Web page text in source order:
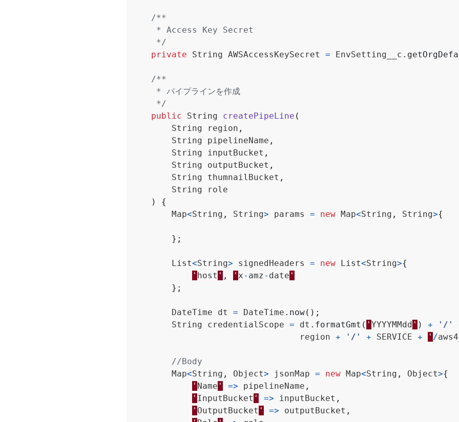
     */
private
String AWSAccessKeySecret = EnvSetting__c .
     */
public
String createPipeLine (
String
region ,
String
pipelineName ,
String
inputBucket ,
String
outputBucket ,
String
thumnailBucket ,
String
role
)
{
Map<String , String> params = new Map<String , String>{
};
List<String> signedHeaders = new List<String>{
' host ' , ' x- amz- date '
};
DateTime dt = DateTime . now();
String
credentialScope = dt . formatGmt ( ' YYYYMMdd ' ) + '/'
region + '/' + SERVICE + ' /
//Body
Map<String , Object> jsonMap = new Map<String , Object>{
' Name ' => pipelineName ,
' InputBucket ' => inputBucket ,
' OutputBucket ' => outputBucket ,